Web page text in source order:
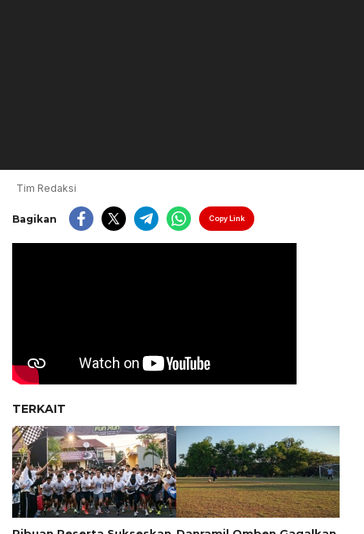
Tim Redaksi
Bagikan Copy Link
TERKAIT